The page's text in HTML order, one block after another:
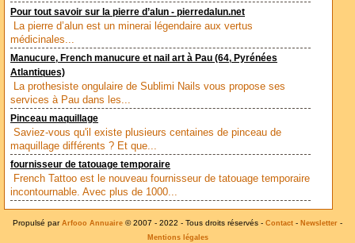
Pour tout savoir sur la pierre d’alun - pierredalun.net
La pierre d’alun est un minerai légendaire aux vertus
médicinales...
Manucure, French manucure et nail art à Pau (64, Pyrénées
Atlantiques)
La prothesiste ongulaire de Sublimi Nails vous propose ses
services à Pau dans les...
Pinceau maquillage
Saviez-vous qu'il existe plusieurs centaines de pinceau de
maquillage différents ? Et que...
fournisseur de tatouage temporaire
French Tattoo est le nouveau fournisseur de tatouage temporaire
incontournable. Avec plus de 1000...
Propulsé par Arfooo Annuaire © 2007 - 2022 - Tous droits réservés - Contact - Newsletter -
Mentions légales